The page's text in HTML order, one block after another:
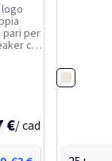
pari per
con
€/ cad
Naturale